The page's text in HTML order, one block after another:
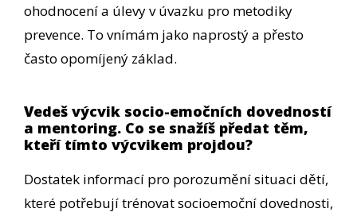
ohodnocení a úlevy v úvazku pro metodiky
prevence. To vnímám jako naprostý a přesto
často opomíjený základ.
Vedeš výcvik socio-emočních dovedností
a mentoring. Co se snažíš předat těm,
kteří tímto výcvikem projdou?
Dostatek informací pro porozumění situaci dětí,
které potřebují trénovat socioemoční dovednosti,